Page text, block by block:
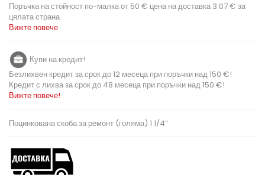
Поръчка на стойност по-малка от 50 € цена на доставка 3.07 € за
цялата страна.
Вижте повече
Купи на кредит!
Безлихвен кредит за срок до 12 месеца при поръчки над 150 €!
Кредит с лихва за срок до 48 месеца при поръчки над 150 €!
Вижте повече!
Поцинкована скоба за ремонт (голяма) 1 1/4“